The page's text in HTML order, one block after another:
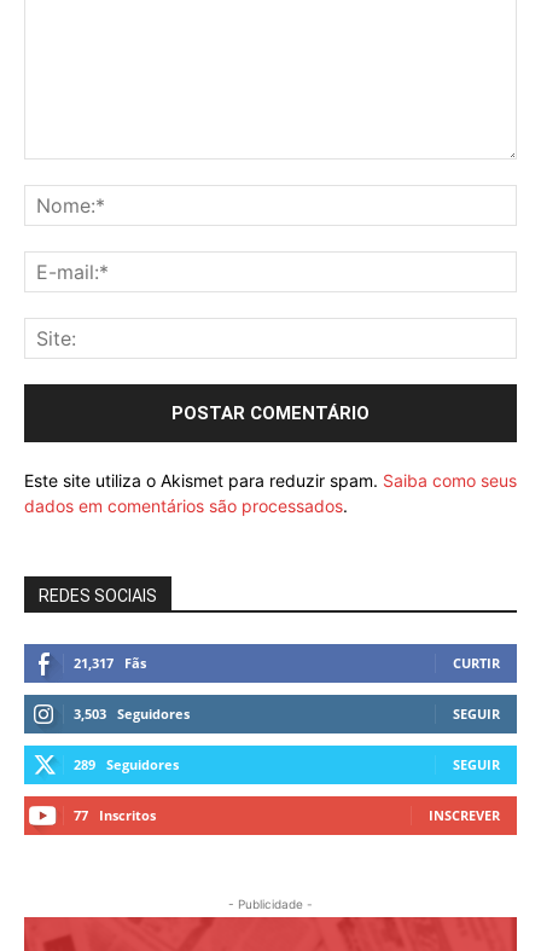
Este site utiliza o Akismet para reduzir spam. Saiba como seus
dados em comentários são processados.
REDES SOCIAIS
21,317 Fãs CURTIR
3,503 Seguidores SEGUIR
289 Seguidores SEGUIR
77 Inscritos INSCREVER
- Publicidade -